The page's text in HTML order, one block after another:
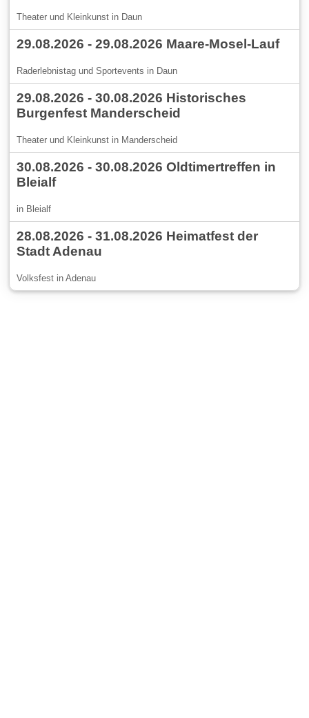
Theater und Kleinkunst in Daun
29.08.2026 - 29.08.2026 Maare-Mosel-Lauf
Raderlebnistag und Sportevents in Daun
29.08.2026 - 30.08.2026 Historisches
Burgenfest Manderscheid
Theater und Kleinkunst in Manderscheid
30.08.2026 - 30.08.2026 Oldtimertreffen in
Bleialf
in Bleialf
28.08.2026 - 31.08.2026 Heimatfest der
Stadt Adenau
Volksfest in Adenau